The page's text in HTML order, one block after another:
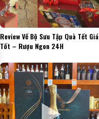
Review Về Bộ Sưu Tập Quà Tết Giá
Tốt – Rượu Ngon 24H